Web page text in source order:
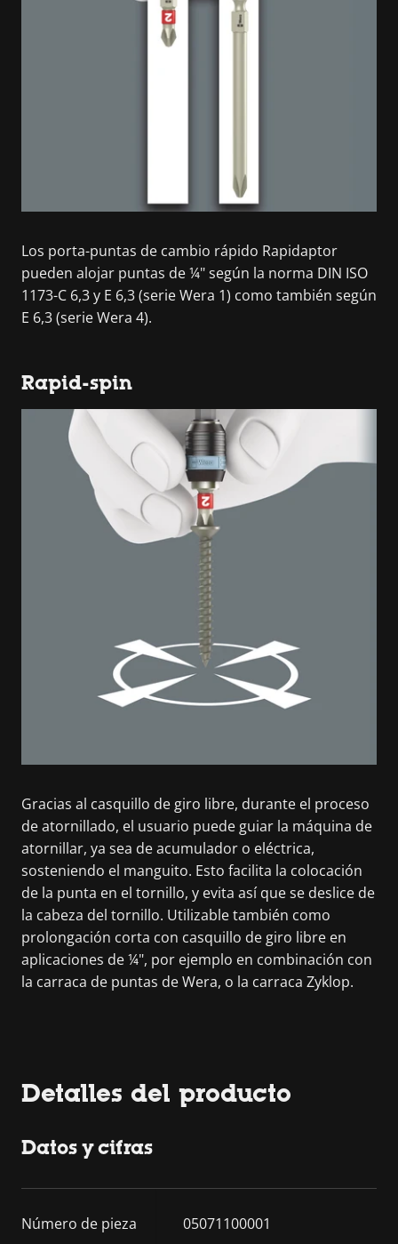
Los porta-puntas de cambio rápido Rapidaptor
pueden alojar puntas de ¼" según la norma DIN ISO
1173-C 6,3 y E 6,3 (serie Wera 1) como también según
E 6,3 (serie Wera 4).
Rapid-spin
Gracias al casquillo de giro libre, durante el proceso
de atornillado, el usuario puede guiar la máquina de
atornillar, ya sea de acumulador o eléctrica,
sosteniendo el manguito. Esto facilita la colocación
de la punta en el tornillo, y evita así que se deslice de
la cabeza del tornillo. Utilizable también como
prolongación corta con casquillo de giro libre en
aplicaciones de ¼", por ejemplo en combinación con
la carraca de puntas de Wera, o la carraca Zyklop.
Detalles del producto
Datos y cifras
Número de pieza 05071100001